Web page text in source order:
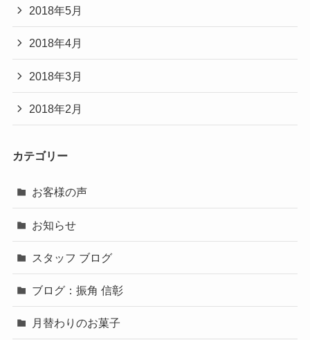
2018年5月
2018年4月
2018年3月
2018年2月
カテゴリー
お客様の声
お知らせ
スタッフ ブログ
ブログ：振角 信彰
月替わりのお菓子